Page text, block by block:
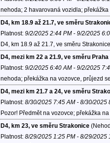
nehoda; 2 havarovaná vozidla;
D4, km 18.9 až 21.7, ve směru
Platnost: 9/2/2025 2:44 PM - 9/2/2025
D4, km 18.9 až 21.7, ve směru
D4, mezi km 22 a 21.9, ve směru Praha
Platnost: 9/2/2025 6:40 AM - 9/2/2025
nehoda; překážka na vozovce, průjezd
D4, mezi km 21.7 a 24, ve směru
Platnost: 8/30/2025 7:45 AM - 8/30/2025
Pozor! Předmět na vozovce; překážka
D4, km 23, ve směru Strakonice
Platnost: 8/29/2025 1:25 PM - 8/29/2025